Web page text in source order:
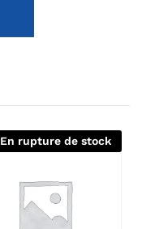
En rupture de stock